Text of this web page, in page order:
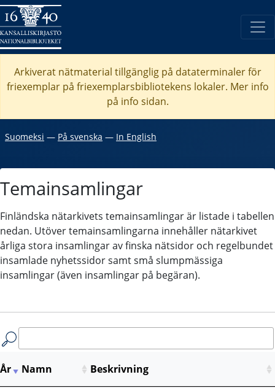
Arkiverat nätmaterial tillgänglig på dataterminaler för
friexemplar på friexemplarsbibliotekens lokaler. Mer info
på info sidan.
Suomeksi ― På svenska ― In English
Temainsamlingar
Finländska nätarkivets temainsamlingar är listade i tabellen
nedan. Utöver temainsamlingarna innehåller nätarkivet
årliga stora insamlingar av finska nätsidor och regelbundet
insamlade nyhetssidor samt små slumpmässiga
insamlingar (även insamlingar på begäran).
År Namn Beskrivning